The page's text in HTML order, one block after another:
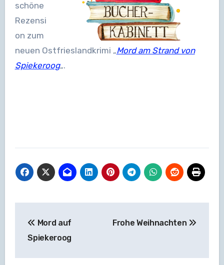
schöne
Rezensi
on zum
neuen Ostfrieslandkrimi „Mord am Strand von
Spiekeroog„.
Mord auf
Spiekeroog
Frohe Weihnachten